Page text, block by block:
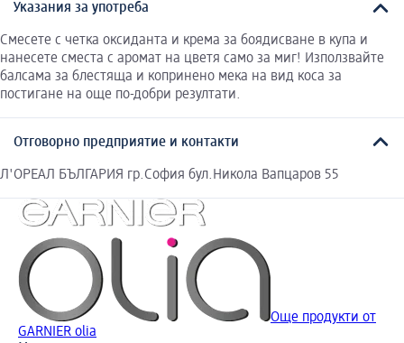
Указания за употреба
Смесете с четка оксидантa и крема за боядисване в купа и
нанесете сместа с аромат на цветя само за миг! Използвайте
балсамa за блестяща и копринено мека на вид коса за
постигане на още по-добри резултати.
Отговорно предприятие и контакти
Л'ОРЕАЛ БЪЛГАРИЯ гр.София бул.Никола Вапцаров 55
Още продукти от
GARNIER olia